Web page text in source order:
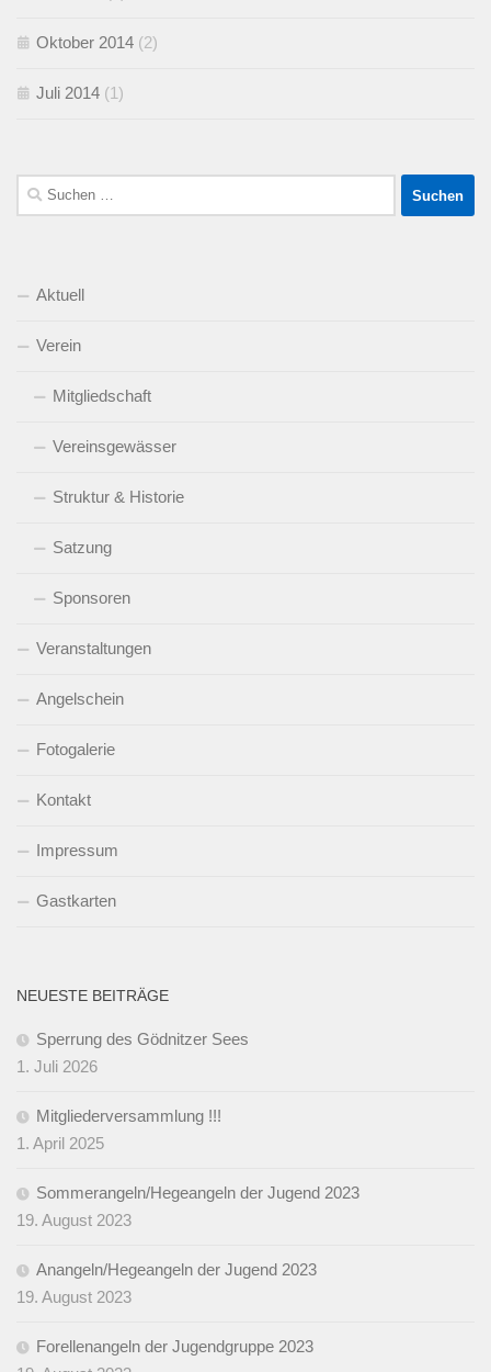
Oktober 2014 (2)
Juli 2014 (1)
Suchen
nach:
Aktuell
Verein
Mitgliedschaft
Vereinsgewässer
Struktur & Historie
Satzung
Sponsoren
Veranstaltungen
Angelschein
Fotogalerie
Kontakt
Impressum
Gastkarten
NEUESTE BEITRÄGE
Sperrung des Gödnitzer Sees
1. Juli 2026
Mitgliederversammlung !!!
1. April 2025
Sommerangeln/Hegeangeln der Jugend 2023
19. August 2023
Anangeln/Hegeangeln der Jugend 2023
19. August 2023
Forellenangeln der Jugendgruppe 2023